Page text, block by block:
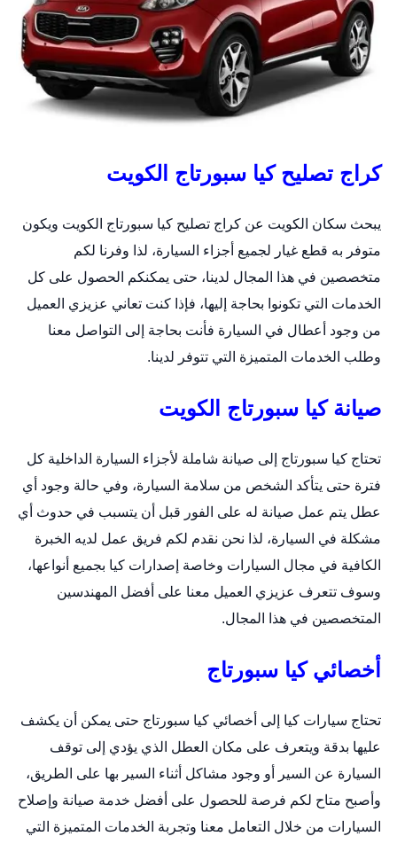
كراج تصليح كيا سبورتاج الكويت
يبحث سكان الكويت عن كراج تصليح كيا سبورتاج الكويت ويكون
متوفر به قطع غيار لجميع أجزاء السيارة، لذا وفرنا لكم
متخصصين في هذا المجال لدينا، حتى يمكنكم الحصول على كل
الخدمات التي تكونوا بحاجة إليها، فإذا كنت تعاني عزيزي العميل
من وجود أعطال في السيارة فأنت بحاجة إلى التواصل معنا
وطلب الخدمات المتميزة التي تتوفر لدينا.
صيانة كيا سبورتاج الكويت
تحتاج كيا سبورتاج إلى صيانة شاملة لأجزاء السيارة الداخلية كل
فترة حتى يتأكد الشخص من سلامة السيارة، وفي حالة وجود أي
عطل يتم عمل صيانة له على الفور قبل أن يتسبب في حدوث أي
مشكلة في السيارة، لذا نحن نقدم لكم فريق عمل لديه الخبرة
الكافية في مجال السيارات وخاصة إصدارات كيا بجميع أنواعها،
وسوف تتعرف عزيزي العميل معنا على أفضل المهندسين
المتخصصين في هذا المجال.
أخصائي كيا سبورتاج
تحتاج سيارات كيا إلى أخصائي كيا سبورتاج حتى يمكن أن يكشف
عليها بدقة ويتعرف على مكان العطل الذي يؤدي إلى توقف
السيارة عن السير أو وجود مشاكل أثناء السير بها على الطريق،
وأصبح متاح لكم فرصة للحصول على أفضل خدمة صيانة وإصلاح
السيارات من خلال التعامل معنا وتجربة الخدمات المتميزة التي